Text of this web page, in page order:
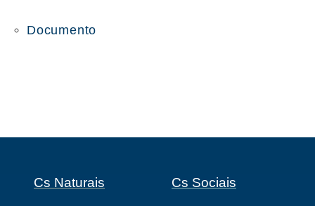
Documento
Cs Naturais Cs Sociais